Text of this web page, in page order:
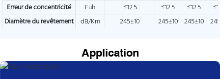
Erreur de concentricité
Euh ≤12.5 ≤12.5 ≤12.5
Diamètre du revêtement
dB/Km 245±10 245±10 245±10
Application